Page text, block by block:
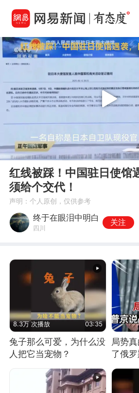
00:00
Play
红线被踩！中国驻日使馆
须给个交代！
声明：个人原创，仅供参考
终于在眼泪中明白
四川
关注
8.3万 次播放 03:35
兔子那么可爱，为什么没
人把它当宠物？
局势
了俄